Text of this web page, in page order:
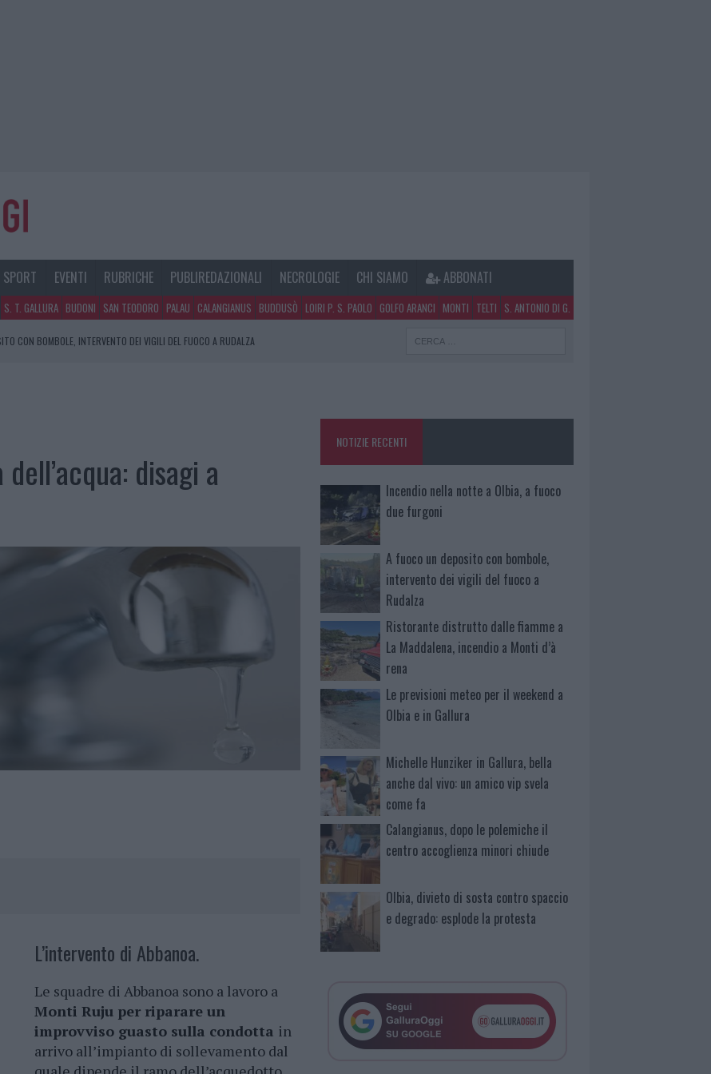
SPORT EVENTI RUBRICHE PUBLIREDAZIONALI NECROLOGIE CHI SIAMO ABBONATI
S. T. GALLURA BUDONI SAN TEODORO PALAU CALANGIANUS BUDDUSÒ LOIRI P. S. PAOLO GOLFO ARANCI MONTI TELTI S. ANTONIO DI G.
CON BOMBOLE, INTERVENTO DEI VIGILI DEL FUOCO A RUDALZA
disagi a
L’intervento di Abbanoa.
Le squadre di Abbanoa sono a lavoro a
Monti Ruju per riparare un
improvviso guasto sulla condotta in
arrivo all’impianto di sollevamento dal
NOTIZIE RECENTI
Incendio nella notte a Olbia, a fuoco
due furgoni
A fuoco un deposito con bombole,
intervento dei vigili del fuoco a
Rudalza
Ristorante distrutto dalle fiamme a
La Maddalena, incendio a Monti d’à
rena
Le previsioni meteo per il weekend a
Olbia e in Gallura
Michelle Hunziker in Gallura, bella
anche dal vivo: un amico vip svela
come fa
Calangianus, dopo le polemiche il
centro accoglienza minori chiude
Olbia, divieto di sosta contro spaccio
e degrado: esplode la protesta